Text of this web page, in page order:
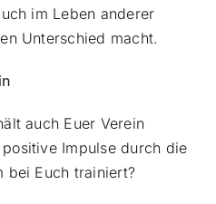
im Leben anderer
Unterschied macht.
auch Euer Verein
Impulse durch die
bei Euch trainiert?